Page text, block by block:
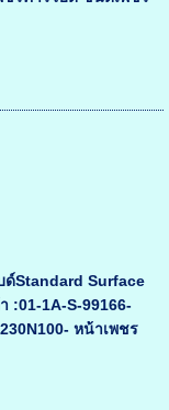
ด์Standard Surface
:01-1A-S-99166-
หน้าเพชร